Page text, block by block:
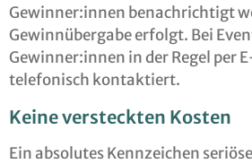
Gewinner:innen benachrichtigt
Gewinnübergabe erfolgt. Bei
Gewinner:innen in der Regel per
telefonisch kontaktiert.
Keine versteckten Kosten
Ein absolutes Kennzeichen